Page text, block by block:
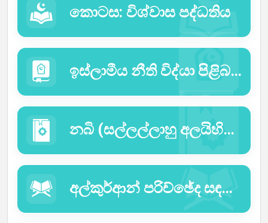
කොටස: විශ්වාස පද්ධතිය
ඉස්ලාමීය නීති විද්යා පිළිබඳ අංශය.
නබි (සල්ලල්ලාහු අලයිහිව සල්ලම්) තුමාගේ චරිතාපදානය
අල්කුර්ආන් පරිච්ඡේද සඳහා අර්ථවිවරණය.